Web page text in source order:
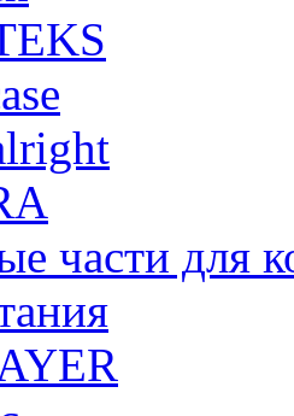
части для